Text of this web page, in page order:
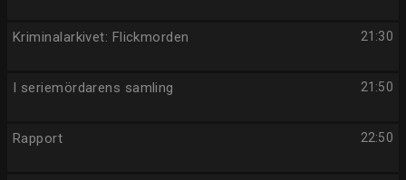
21:30
Kriminalarkivet: Flickmorden
21:50
I seriemördarens samling
22:50
Rapport